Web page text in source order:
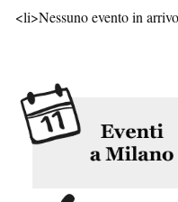
<li>Nessuno evento in